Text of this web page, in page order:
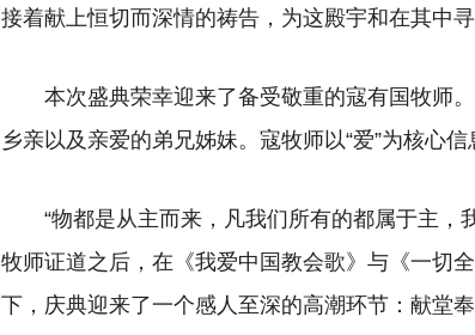
接着献上恒切而深情的祷告，为这殿宇和在其中寻
本次盛典荣幸迎来了备受敬重的寇有国牧师
乡亲以及亲爱的弟兄姊妹。寇牧师以“爱”为核心
“物都是从主而来，凡我们所有的都属于主，
牧师证道之后，在《我爱中国教会歌》与《一切
下，庆典迎来了一个感人至深的高潮环节：献堂